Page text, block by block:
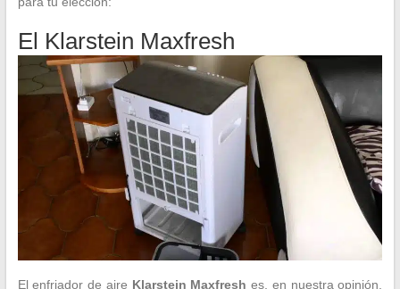
El Klarstein Maxfresh
El enfriador de aire Klarstein Maxfresh es, en nuestra opinión,